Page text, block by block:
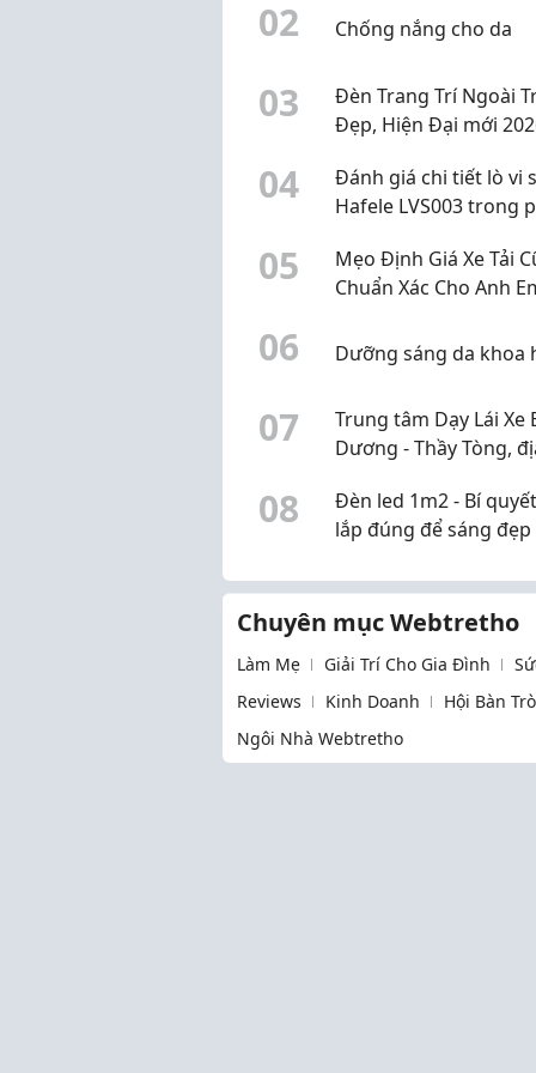
02 Chống nắng cho da
03
Đèn Trang Trí Ngoài
Đẹp, Hiện Đại mới
04
Đánh giá chi tiết lò vi
Hafele LVS003 trong
05
Mẹo Định Giá Xe Tải
Chuẩn Xác Cho Anh
06 Dưỡng sáng da khoa
07
Trung tâm Dạy Lái Xe
Dương - Thầy Tòng,
08
Đèn led 1m2 - Bí
lắp đúng để sáng
Chuyên mục Webtretho
Làm Mẹ Giải Trí Cho Gia Đình
Reviews
Kinh Doanh Hội Bàn
Ngôi Nhà Webtretho